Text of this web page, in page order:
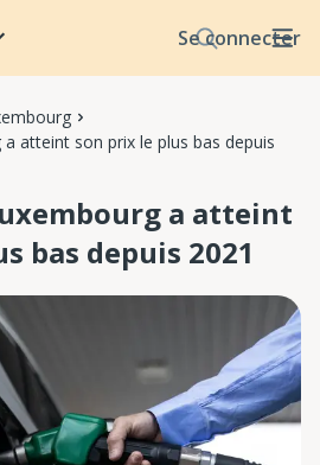
Se connecter
atteint son prix le plus bas depuis
a atteint
bas depuis 2021